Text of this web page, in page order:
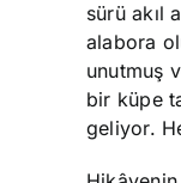
sürü akıl
alabora
unutmuş
bir küpe
geliyor.